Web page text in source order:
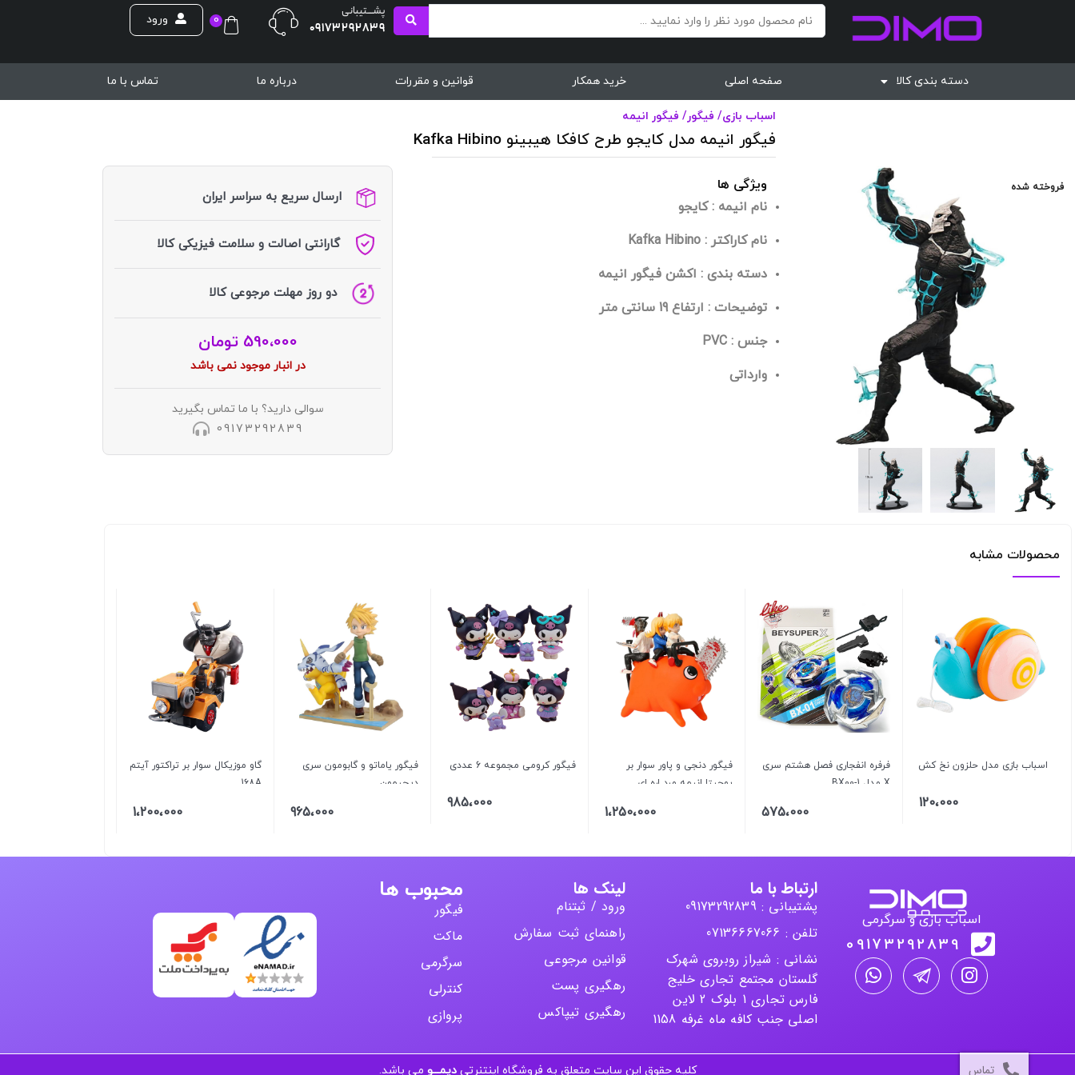
پشــــتیبانی
09173292839
0 ورود
دسته بندی کالا صفحه اصلی خرید همکار قوانین و مقررات درباره ما تماس با ما
اسباب بازی/ فیگور/ فیگور انیمه
فیگور انیمه مدل کایجو طرح کافکا هیبینو Kafka Hibino
فروخته شده
ویژگی ها
نام انیمه : کایجو
نام کاراکتر : Kafka Hibino
دسته بندی : اکشن فیگور انیمه
توضیحات : ارتفاع 19 سانتی متر
جنس : PVC
وارداتی
ارسال سریع به سراسر ایران
گارانتی اصالت و سلامت فیزیکی کالا
دو روز مهلت مرجوعی کالا
590،000 تومان
در انبار موجود نمی باشد
سوالی دارید؟ با ما تماس بگیرید
09173292839
محصولات مشابه
اسباب بازی مدل حلزون نخ کش
120،000
فرفره انفجاری فصل هشتم سری
X مدل BX00-1
575،000
فیگور دنجی و پاور سوار بر
پوچیتا انیمه مرد اره ای
1،250،000
فیگور کرومی مجموعه 6 عددی
985،000
فیگور یاماتو و گابومون سری
دیجیمون
965،000
گاو موزیکال سوار بر تراکتور آیتم
168A
1،200،000
اسباب بازی و سرگرمی
09173292839
ارتباط با ما
پشتیبانی : 09173292839
تلفن : 07136667066
نشانی : شیراز روبروی شهرک
گلستان مجتمع تجاری خلیج
فارس تجاری 1 بلوک 2 لاین
اصلی جنب کافه ماه غرفه 1158
لینک ها
ورود / ثبتنام
راهنمای ثبت سفارش
قوانین مرجوعی
رهگیری پست
رهگیری تیپاکس
محبوب ها
فیگور
ماکت
سرگرمی
کنترلی
پروازی
کلیه حقوق این سایت متعلق به فروشگاه اینتنرتیدیمـــو می باشد. تماس